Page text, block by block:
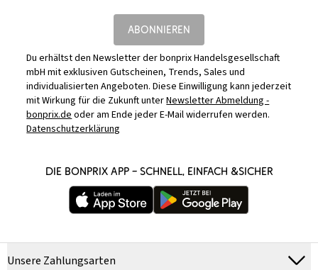
ABONNIEREN
Du erhältst den Newsletter der bonprix Handelsgesellschaft
mbH mit exklusiven Gutscheinen, Trends, Sales und
individualisierten Angeboten. Diese Einwilligung kann jederzeit
mit Wirkung für die Zukunft unterNewsletter Abmeldung -
bonprix.deoder am Ende jeder E-Mail widerrufen werden.
Datenschutzerklärung
DIE BONPRIX APP – SCHNELL, EINFACH &SICHER
Unsere Zahlungsarten